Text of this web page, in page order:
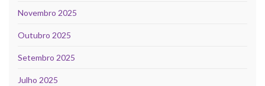
Novembro 2025
Outubro 2025
Setembro 2025
Julho 2025